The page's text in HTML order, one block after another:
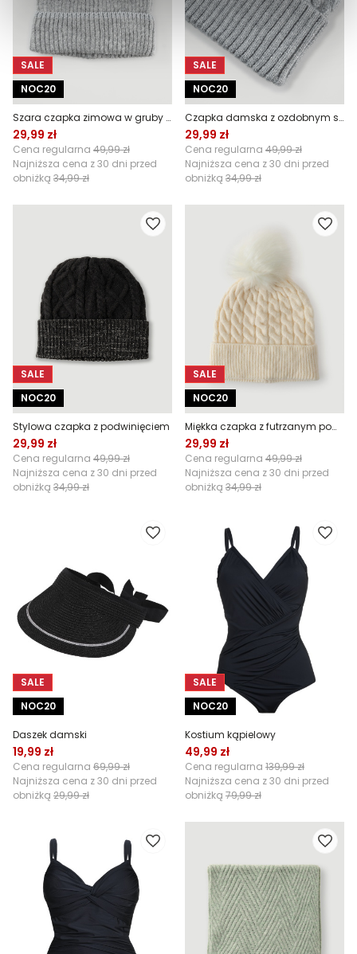
SALE
NOC20
Szara czapka zimowa w gruby prążek
29,99 zł
Cena regularna 49,99 zł
Najniższa cena z 30 dni przed
obniżką 34,99 zł
SALE
NOC20
Czapka damska z ozdobnym splotem
29,99 zł
Cena regularna 49,99 zł
Najniższa cena z 30 dni przed
obniżką 34,99 zł
SALE
NOC20
Stylowa czapka z podwinięciem
29,99 zł
Cena regularna 49,99 zł
Najniższa cena z 30 dni przed
obniżką 34,99 zł
SALE
NOC20
Miękka czapka z futrzanym pomponem
29,99 zł
Cena regularna 49,99 zł
Najniższa cena z 30 dni przed
obniżką 34,99 zł
SALE
NOC20
Daszek damski
19,99 zł
Cena regularna 69,99 zł
Najniższa cena z 30 dni przed
obniżką 29,99 zł
SALE
NOC20
Kostium kąpielowy
49,99 zł
Cena regularna 139,99 zł
Najniższa cena z 30 dni przed
obniżką 79,99 zł